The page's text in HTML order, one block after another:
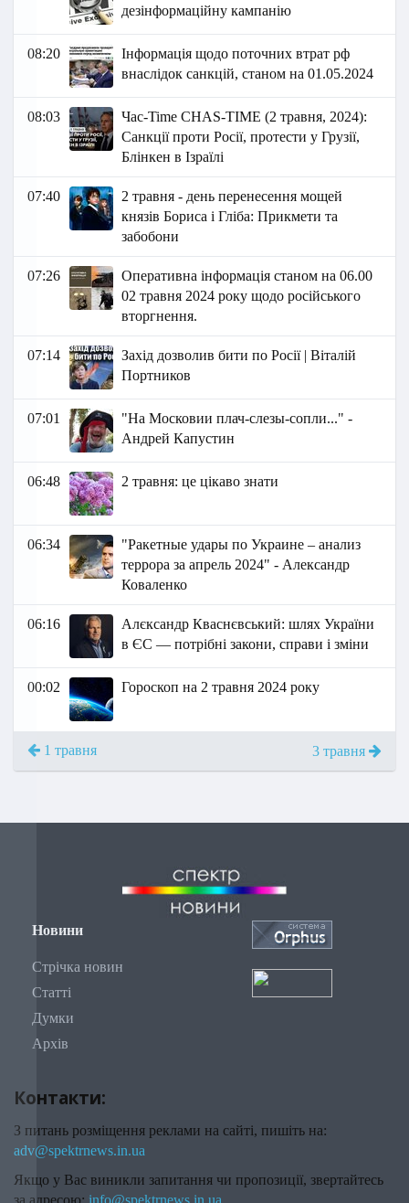
дезінформаційну кампанію
08:20
Інформація щодо поточних втрат рф
внаслідок санкцій, станом на 01.05.2024
08:03
Час-Time CHAS-TIME (2 травня, 2024):
Санкції проти Росії, протести у Грузії,
Блінкен в Ізраїлі
07:40
2 травня - день перенесення мощей
князів Бориса і Гліба: Прикмети та
забобони
07:26
Оперативна інформація станом на 06.00
02 травня 2024 року щодо російського
вторгнення.
07:14
Захід дозволив бити по Росії | Віталій
Портников
07:01
"На Московии плач-слезы-сопли..." -
Андрей Капустин
06:48 2 травня: це цікаво знати
06:34
"Ракетные удары по Украине – анализ
террора за апрель 2024" - Александр
Коваленко
06:16
Алєксандр Кваснєвський: шлях України
в ЄС — потрібні закони, справи і зміни
00:02 Гороскоп на 2 травня 2024 року
1 травня 3 травня
Новини
Стрічка новин
Статті
Думки
Архів
Контакти:
З питань розміщення реклами на сайті, пишіть на:
adv@spektrnews.in.ua
Якщо у Вас виникли запитання чи пропозиції, звертайтесь